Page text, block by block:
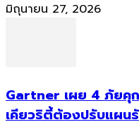
มิถุนายน 27, 2026
Gartner เผย 4 ภัยคุ
เคียวริตี้ต้องปรับแผน